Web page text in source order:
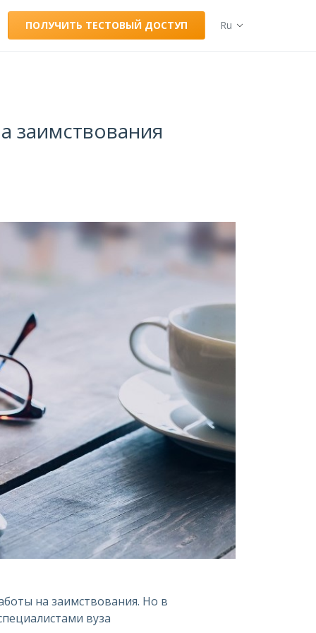
ПОЛУЧИТЬ ТЕСТОВЫЙ ДОСТУП Ru
заимствования
на заимствования. Но в
вуза